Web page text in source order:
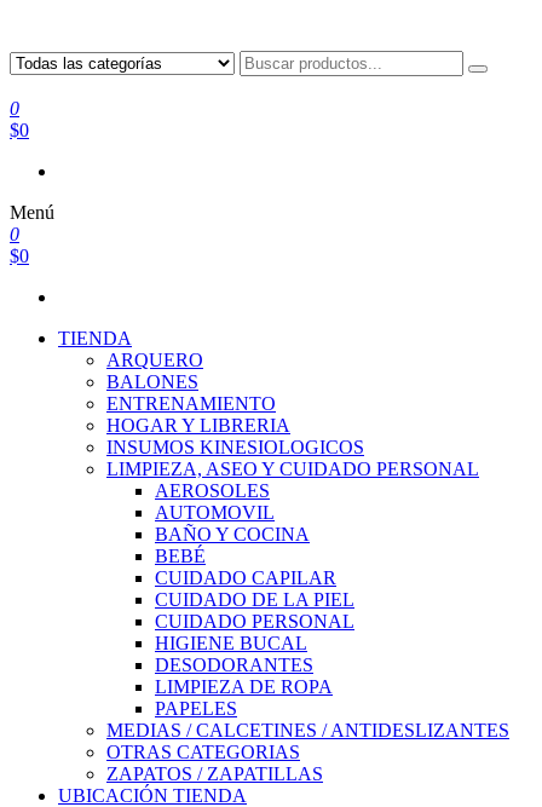
0
$0
Menú
0
$0
TIENDA
ARQUERO
BALONES
ENTRENAMIENTO
HOGAR Y LIBRERIA
INSUMOS KINESIOLOGICOS
LIMPIEZA, ASEO Y CUIDADO PERSONAL
AEROSOLES
AUTOMOVIL
BAÑO Y COCINA
BEBÉ
CUIDADO CAPILAR
CUIDADO DE LA PIEL
CUIDADO PERSONAL
HIGIENE BUCAL
DESODORANTES
LIMPIEZA DE ROPA
PAPELES
MEDIAS / CALCETINES / ANTIDESLIZANTES
OTRAS CATEGORIAS
ZAPATOS / ZAPATILLAS
UBICACIÓN TIENDA